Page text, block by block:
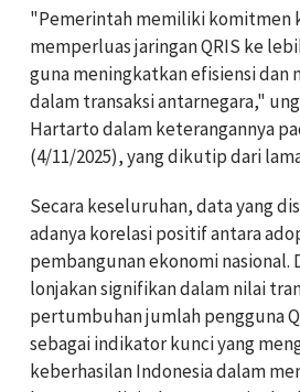
"Pemerintah memiliki komitmen
memperluas jaringan QRIS ke
guna meningkatkan efisiensi dan
dalam transaksi antarnegara,"
Hartarto dalam keterangannya
(4/11/2025), yang dikutip dari
Secara keseluruhan, data yang
adanya korelasi positif antara
pembangunan ekonomi nasional.
lonjakan signifikan dalam nilai
pertumbuhan jumlah pengguna
sebagai indikator kunci yang
keberhasilan Indonesia dalam